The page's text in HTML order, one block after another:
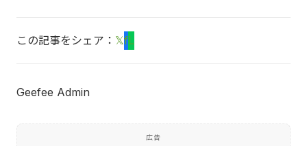
この記事をシェア： 𝕏fL
Geefee Admin
広告